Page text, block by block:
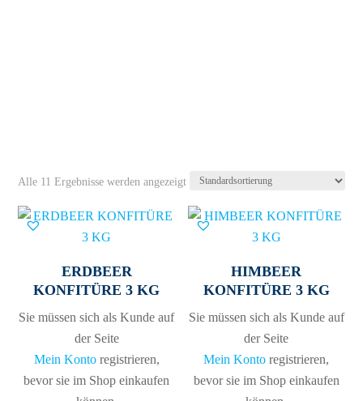
Alle 11 Ergebnisse werden angezeigt
ERDBEER
KONFITÜRE 3 KG
Sie müssen sich als Kunde auf
der Seite
Mein Kontoregistrieren,
bevor sie im Shop einkaufen
HIMBEER
KONFITÜRE 3 KG
Sie müssen sich als Kunde auf
der Seite
Mein Konto registrieren,
bevor sie im Shop einkaufen